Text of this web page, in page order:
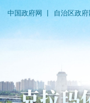
中国政府网 |
自治区政府